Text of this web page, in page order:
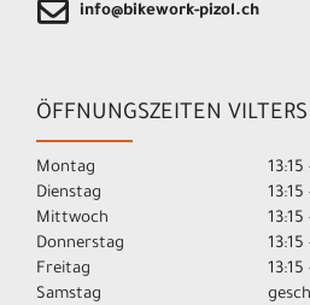
info@bikework-pizol.ch
ÖFFNUNGSZEITEN VILTERS
Montag
13:15
Dienstag
13:15
Mittwoch
13:15
Donnerstag
13:15
Freitag
13:15
Samstag